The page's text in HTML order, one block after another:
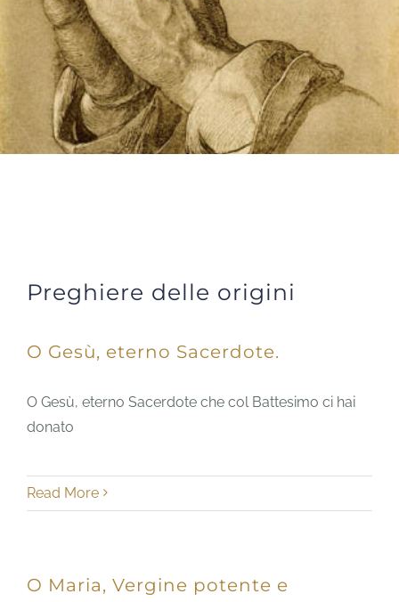
Preghiere delle origini
O Gesù, eterno Sacerdote.
O Gesù, eterno Sacerdote che col Battesimo ci hai
donato
Read More
O Maria, Vergine potente e